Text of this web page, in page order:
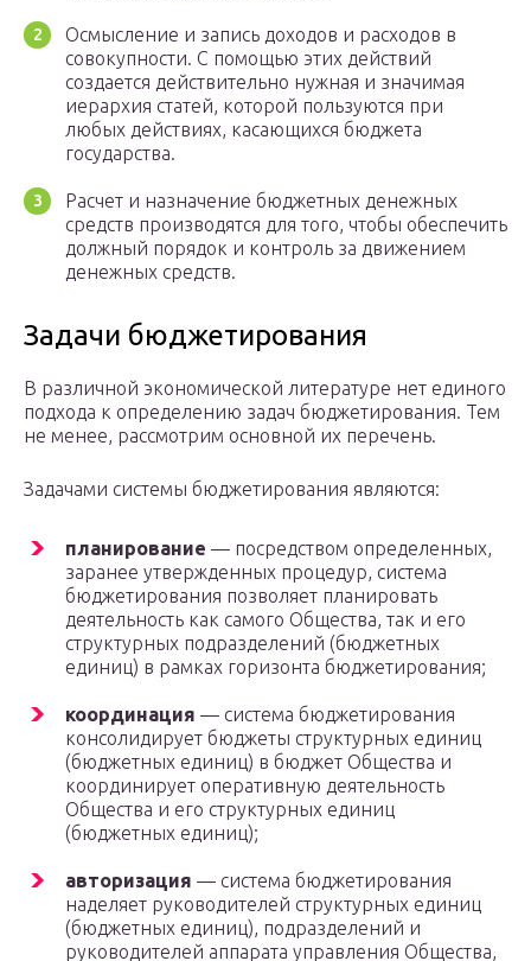
Осмысление и запись доходов и расходов в
совокупности. С помощью этих действий
создается действительно нужная и значимая
иерархия статей, которой пользуются при
любых действиях, касающихся бюджета
государства.
Расчет и назначение бюджетных денежных
средств производятся для того, чтобы обеспечить
должный порядок и контроль за движением
денежных средств.
Задачи бюджетирования
В различной экономической литературе нет единого
подхода к определению задач бюджетирования. Тем
не менее, рассмотрим основной их перечень.
Задачами системы бюджетирования являются:
планирование — посредством определенных,
заранее утвержденных процедур, система
бюджетирования позволяет планировать
деятельность как самого Общества, так и его
структурных подразделений (бюджетных
единиц) в рамках горизонта бюджетирования;
координация — система бюджетирования
консолидирует бюджеты структурных единиц
(бюджетных единиц) в бюджет Общества и
координирует оперативную деятельность
Общества и его структурных единиц
(бюджетных единиц);
авторизация — система бюджетирования
наделяет руководителей структурных единиц
(бюджетных единиц), подразделений и
руководителей аппарата управления Общества,